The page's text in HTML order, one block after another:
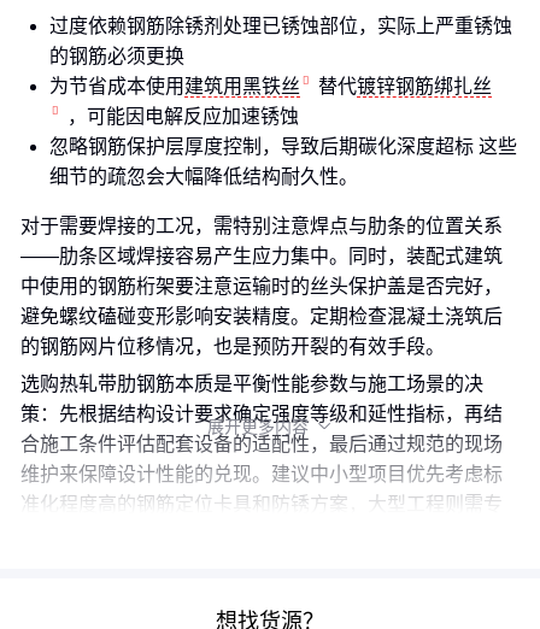
过度依赖钢筋除锈剂处理已锈蚀部位，实际上严重锈蚀
的钢筋必须更换
为节省成本使用 建筑用黑铁丝 替代镀锌钢筋绑扎丝
，可能因电解反应加速锈蚀
忽略钢筋保护层厚度控制，导致后期碳化深度超标 这些
细节的疏忽会大幅降低结构耐久性。
对于需要焊接的工况，需特别注意焊点与肋条的位置关系
——肋条区域焊接容易产生应力集中。同时，装配式建筑
中使用的钢筋桁架要注意运输时的丝头保护盖是否完好，
避免螺纹磕碰变形影响安装精度。定期检查混凝土浇筑后
的钢筋网片位移情况，也是预防开裂的有效手段。
选购热轧带肋钢筋本质是平衡性能参数与施工场景的决
策：先根据结构设计要求确定强度等级和延性指标，再结
合施工条件评估配套设备的适配性，最后通过规范的现场
维护来保障设计性能的兑现。建议中小型项目优先考虑标
准化程度高的钢筋定位卡具和防锈方案，大型工程则需专
展开更多内容 
想找货源？